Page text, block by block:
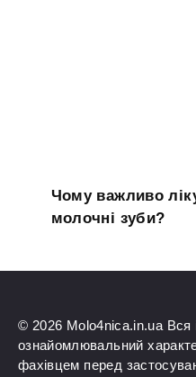
Чому важливо
молочні зуби?
© 2026 Molo4nica.in.ua Вся
ознайомлювальний
фахівцем перед